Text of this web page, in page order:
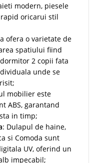
modern, piesele
rapid oricarui stil
ofera o varietate de
spatiului fiind
2 copii fata
unde se
mobilier este
ABS, garantand
in timp;
: Dulapul de haine,
si Comoda sunt
UV, oferind un
impecabil;